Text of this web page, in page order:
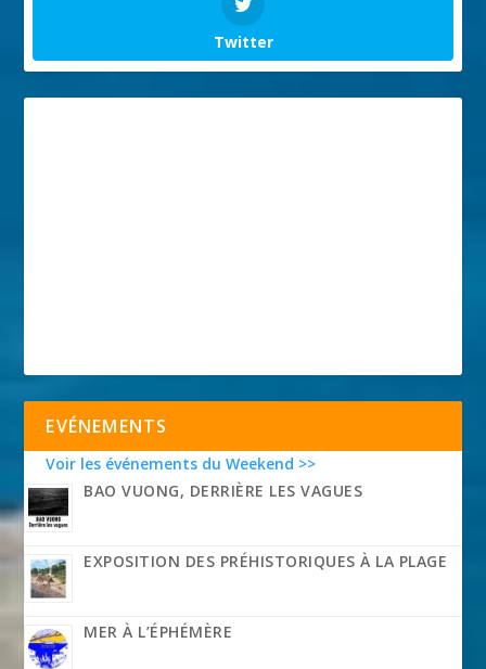
Twitter
EVÉNEMENTS
Voir les événements du Weekend >>
BAO VUONG, DERRIÈRE LES VAGUES
EXPOSITION DES PRÉHISTORIQUES À LA PLAGE
MER À L’ÉPHÉMÈRE